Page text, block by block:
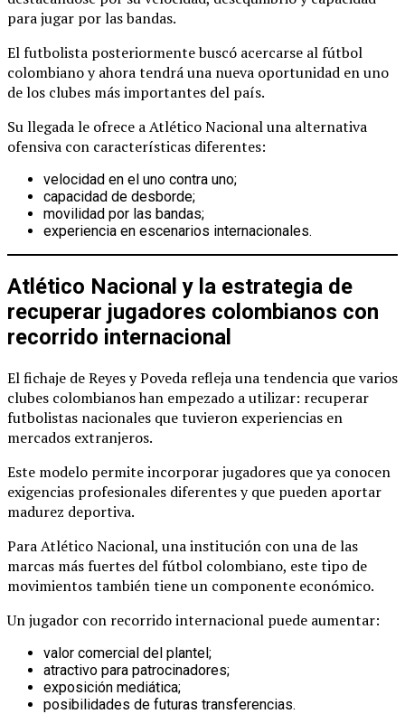
para jugar por las bandas.
El futbolista posteriormente buscó acercarse al fútbol
colombiano y ahora tendrá una nueva oportunidad en uno
de los clubes más importantes del país.
Su llegada le ofrece a Atlético Nacional una alternativa
ofensiva con características diferentes:
velocidad en el uno contra uno;
capacidad de desborde;
movilidad por las bandas;
experiencia en escenarios internacionales.
Atlético Nacional y la estrategia de
recuperar jugadores colombianos con
recorrido internacional
El fichaje de Reyes y Poveda refleja una tendencia que varios
clubes colombianos han empezado a utilizar: recuperar
futbolistas nacionales que tuvieron experiencias en
mercados extranjeros.
Este modelo permite incorporar jugadores que ya conocen
exigencias profesionales diferentes y que pueden aportar
madurez deportiva.
Para Atlético Nacional, una institución con una de las
marcas más fuertes del fútbol colombiano, este tipo de
movimientos también tiene un componente económico.
Un jugador con recorrido internacional puede aumentar:
valor comercial del plantel;
atractivo para patrocinadores;
exposición mediática;
posibilidades de futuras transferencias.